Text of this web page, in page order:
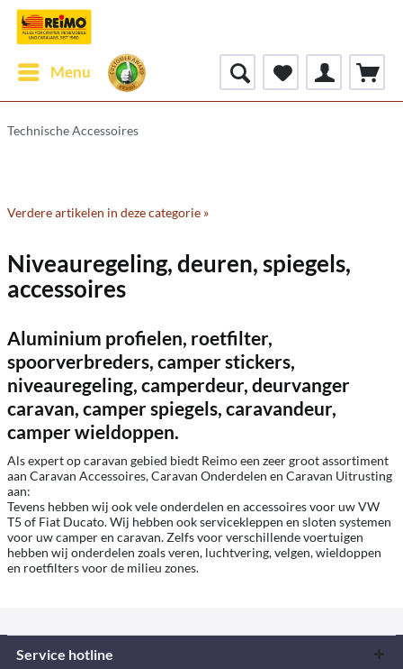
Menu
Technische Accessoires
Verdere artikelen in deze categorie »
Niveauregeling, deuren, spiegels,
accessoires
Aluminium profielen, roetfilter,
spoorverbreders, camper stickers,
niveauregeling, camperdeur, deurvanger
caravan, camper spiegels, caravandeur,
camper wieldoppen.
Als expert op caravan gebied biedt Reimo een zeer groot assortiment
aan Caravan Accessoires, Caravan Onderdelen en Caravan Uitrusting
aan:
Tevens hebben wij ook vele onderdelen en accessoires voor uw VW
T5 of Fiat Ducato. Wij hebben ook servicekleppen en sloten systemen
voor uw camper en caravan. Zelfs voor verschillende voertuigen
hebben wij onderdelen zoals veren, luchtvering, velgen, wieldoppen
en roetfilters voor de milieu zones.
Service hotline